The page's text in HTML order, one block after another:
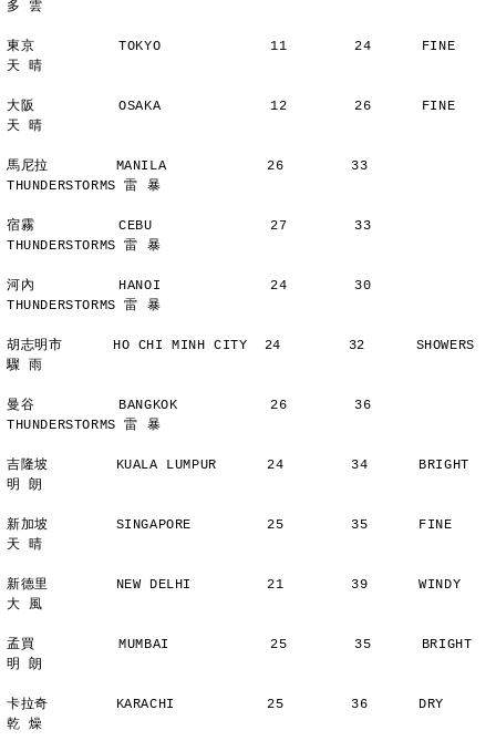
多 雲
東京          TOKYO             11        24      FINE
天 晴
大阪          OSAKA             12        26      FINE
天 晴
馬尼拉        MANILA            26        33
THUNDERSTORMS 雷 暴
宿霧          CEBU              27        33
THUNDERSTORMS 雷 暴
河內          HANOI             24        30
THUNDERSTORMS 雷 暴
胡志明市      HO CHI MINH CITY  24        32      SHOWERS
驟 雨
曼谷          BANGKOK           26        36
THUNDERSTORMS 雷 暴
吉隆坡        KUALA LUMPUR      24        34      BRIGHT
明 朗
新加坡        SINGAPORE         25        35      FINE
天 晴
新德里        NEW DELHI         21        39      WINDY
大 風
孟買          MUMBAI            25        35      BRIGHT
明 朗
卡拉奇        KARACHI           25        36      DRY
乾 燥